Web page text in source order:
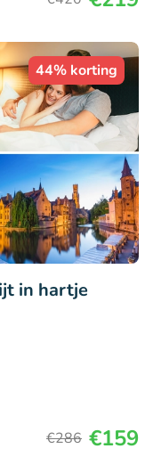
44% korting
in hartje
€286 €159